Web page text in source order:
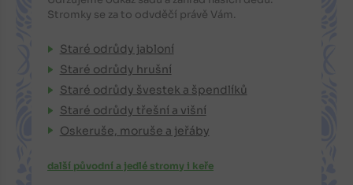
Stromky se za to odvděčí právě Vám.
Staré odrůdy jabloní
Staré odrůdy hrušní
Staré odrůdy švestek a špendlíků
Staré odrůdy třešní a višní
Oskeruše, moruše a jeřáby
další původní a jedlé stromy i keře